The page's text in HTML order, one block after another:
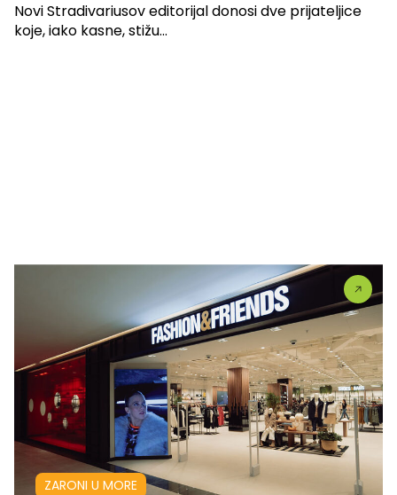
Novi Stradivariusov editorijal donosi dve prijateljice
koje, iako kasne, stižu...
ZARONI U MORE